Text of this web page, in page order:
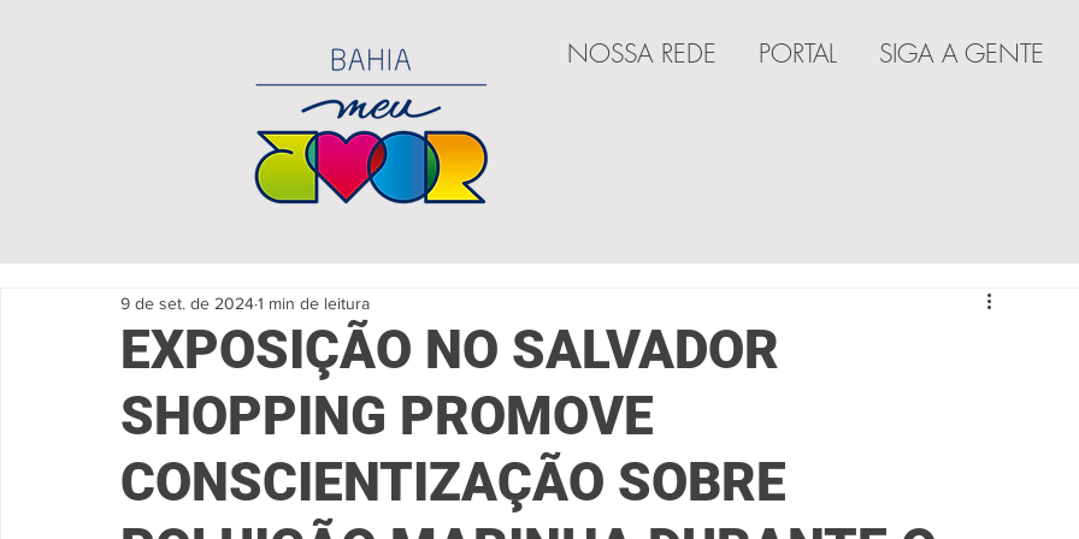
NOSSA REDE PORTAL SIGA A GENTE
EXPOSIÇÃO NO SALVADOR
SHOPPING PROMOVE
CONSCIENTIZAÇÃO SOBRE
9 de set. de 20241 min de leitura